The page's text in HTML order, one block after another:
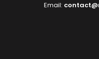
Email: